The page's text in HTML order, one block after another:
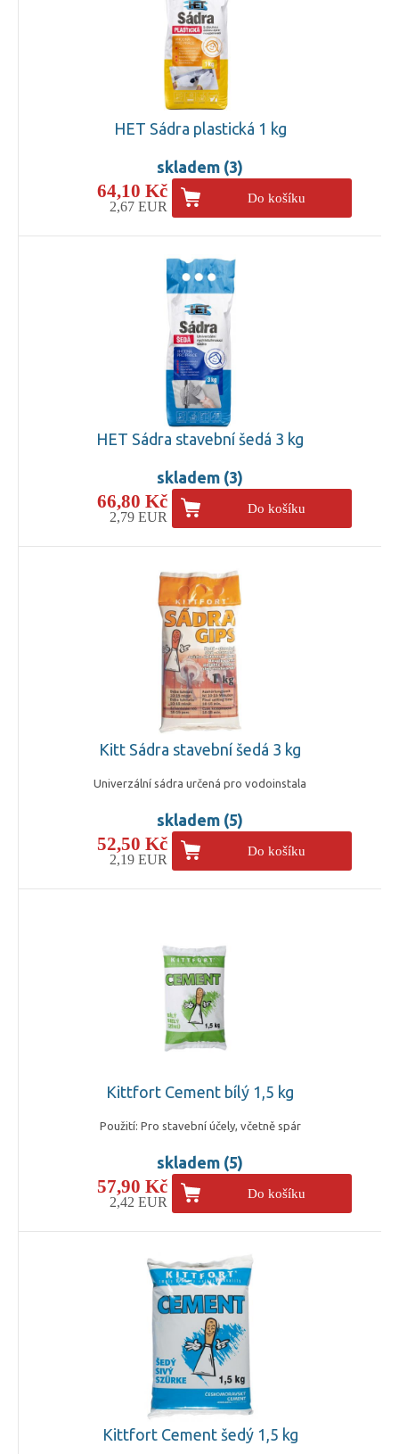
HET Sádra plastická 1 kg
skladem (3)
64,10 Kč
2,67 EUR
Do košíku
HET Sádra stavební šedá 3 kg
skladem (3)
66,80 Kč
2,79 EUR
Do košíku
Kitt Sádra stavební šedá 3 kg
Univerzální sádra určená pro vodoinstala
skladem (5)
52,50 Kč
2,19 EUR
Do košíku
Kittfort Cement bílý 1,5 kg
Použití: Pro stavební účely, včetně spár
skladem (5)
57,90 Kč
2,42 EUR
Do košíku
Kittfort Cement šedý 1,5 kg